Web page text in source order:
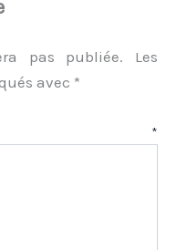
pas publiée.
Les
avec *
*